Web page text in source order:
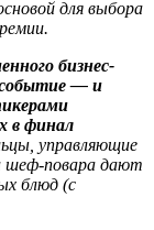
для выбора
бизнес-
событие — и
в финал
управляющие
шеф-повара дают
блюд (с